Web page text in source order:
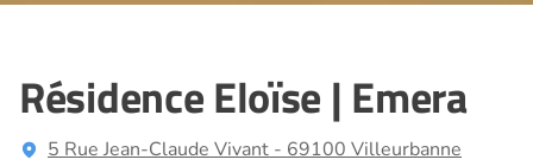
Résidence Eloïse | Emera
5 Rue Jean-Claude Vivant - 69100 Villeurbanne